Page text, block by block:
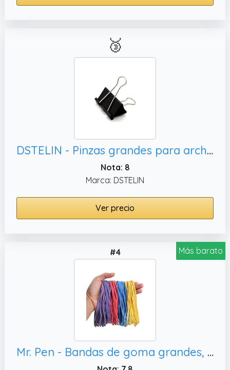
🥉
DSTELIN - Pinzas grandes para archivo de documentos, color negro
Nota: 8
Marca: DSTELIN
Ver precio
Más barato
#4
Mr. Pen - Bandas de goma grandes, suministros de oficina